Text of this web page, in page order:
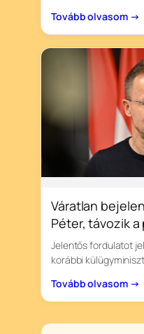
Tovább olvasom →
Váratlan
Péter, távozik
Jelentős fordulatot
korábbi
Tovább olvasom →